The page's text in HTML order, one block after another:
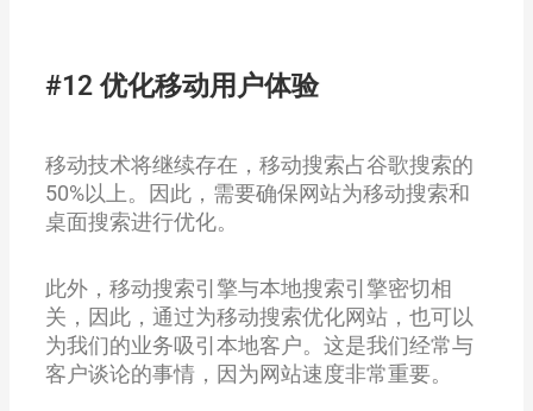
#12 优化移动用户体验
移动技术将继续存在，移动搜索占谷歌搜索的
50%以上。因此，需要确保网站为移动搜索和
桌面搜索进行优化。
此外，移动搜索引擎与本地搜索引擎密切相
关，因此，通过为移动搜索优化网站，也可以
为我们的业务吸引本地客户。这是我们经常与
客户谈论的事情，因为网站速度非常重要。